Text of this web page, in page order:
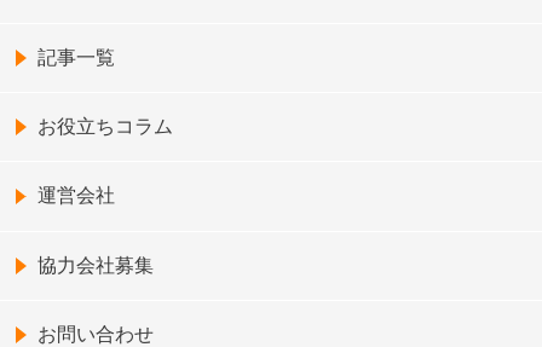
記事一覧
お役立ちコラム
運営会社
協力会社募集
お問い合わせ